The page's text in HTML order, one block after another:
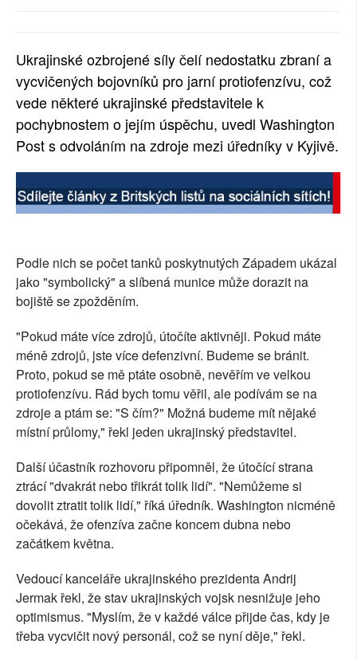
RUBRIKY
PLNÁ VERZE STRÁNEK
Ukrajinské ozbrojené síly čelí nedostatku zbraní a
vycvičených bojovníků pro jarní protiofenzívu, což
vede některé ukrajinské představitele k
pochybnostem o jejím úspěchu, uvedl Washington
Post s odvoláním na zdroje mezi úředníky v Kyjivě.
Podle nich se počet tanků poskytnutých Západem ukázal
jako "symbolický" a slíbená munice může dorazit na
bojiště se zpožděním.
"Pokud máte více zdrojů, útočíte aktivněji. Pokud máte
méně zdrojů, jste více defenzivní. Budeme se bránit.
Proto, pokud se mě ptáte osobně, nevěřím ve velkou
protiofenzívu. Rád bych tomu věřil, ale podívám se na
zdroje a ptám se: "S čím?" Možná budeme mít nějaké
místní průlomy," řekl jeden ukrajinský představitel.
Další účastník rozhovoru připomněl, že útočící strana
ztrácí "dvakrát nebo třikrát tolik lidí". "Nemůžeme si
dovolit ztratit tolik lidí," říká úředník. Washington nicméně
očekává, že ofenzíva začne koncem dubna nebo
začátkem května.
Vedoucí kanceláře ukrajinského prezidenta Andrij
Jermak řekl, že stav ukrajinských vojsk nesnižuje jeho
optimismus. "Myslím, že v každé válce přijde čas, kdy je
třeba vycvičit nový personál, což se nyní děje," řekl.